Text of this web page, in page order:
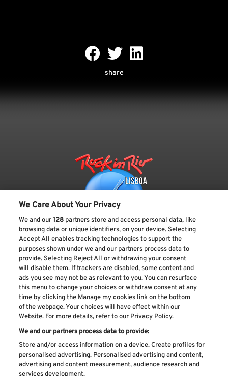
share
Subscreve a nossa newsletter
Li e aceito os Política de privacidade
Livro de Reclamações
We Care About Your Privacy
We and our128 partners store and access personal data, like
browsing data or unique identifiers, on your device. Selecting
Accept All enables tracking technologies to support the
purposes shown under we and our partners process data to
provide. Selecting Reject All or withdrawing your consent
will disable them. If trackers are disabled, some content and
ads you see may not be as relevant to you. You can resurface
this menu to change your choices or withdraw consent at any
time by clicking the Manage my cookies link on the bottom
of the webpage. Your choices will have effect within our
Website. For more details, refer to our Privacy Policy.
We and our partners process data to provide:
Store and/or access information on a device. Create profiles for
personalised advertising. Personalised advertising and content,
advertising and content measurement, audience research and